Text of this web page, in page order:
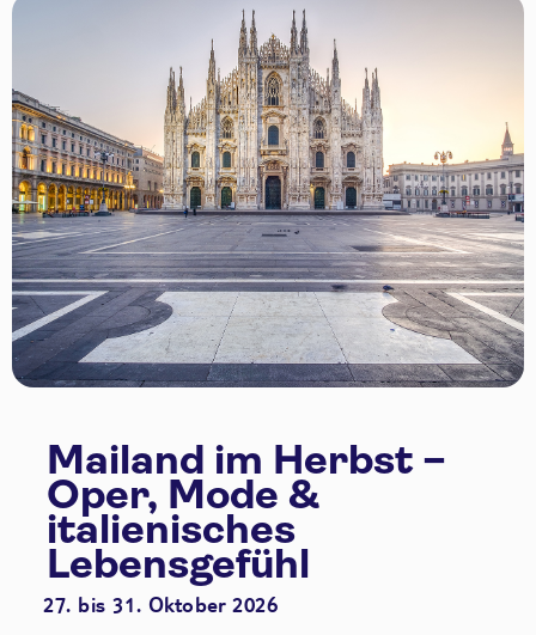
Mailand im Herbst –
Oper, Mode &
italienisches
Lebensgefühl
27. bis 31. Oktober 2026